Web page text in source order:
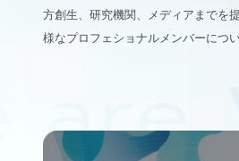
方創生、研究機関、メディアまでを
様なプロフェショナルメンバーにつ